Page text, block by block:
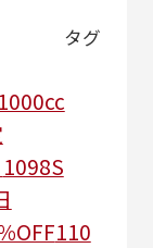
タグ
1000cc
1098S
OFF110